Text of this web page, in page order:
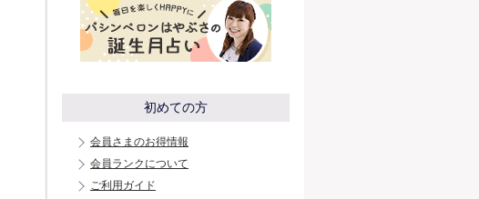
初めての方
会員さまのお得情報
会員ランクについて
ご利用ガイド